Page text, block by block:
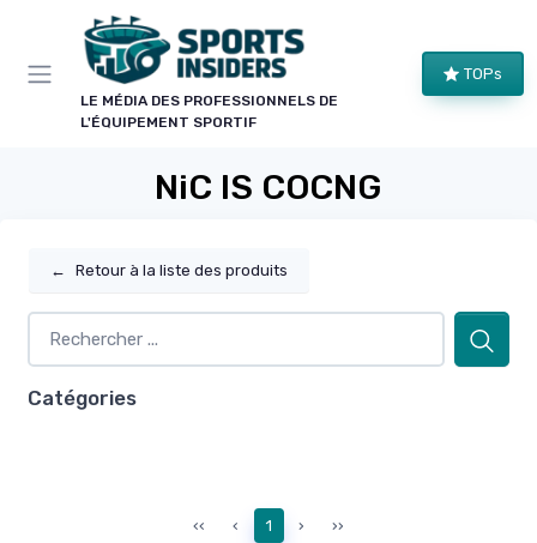
LE MÉDIA DES PROFESSIONNELS DE
L'ÉQUIPEMENT SPORTIF
TOPs
NiC IS COCNG
← Retour à la liste des produits
Catégories
‹‹ ‹ 1 › ››
Panneau de gestion des cookies